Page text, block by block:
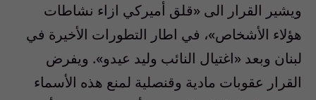
ويشير القرار الى «قلق أميركي ازاء نشاطات
هؤلاء الأشخاص»، في اطار التطورات الأخيرة في
لبنان وبعد «اغتيال النائب وليد عيدو». ويفرض
القرار عقوبات مادية وقنصلية لمنع هذه الأسماء